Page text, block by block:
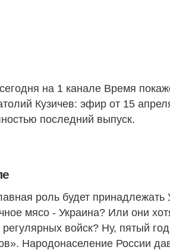
на 1 канале Время
Кузичев: эфир от 15
последний выпуск.
роль будет принадлежать
мясо - Украина? Или они
регулярных войск? Ну, пятый
Народонаселение России